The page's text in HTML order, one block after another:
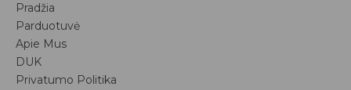
Pradžia
Parduotuvė
Apie Mus
DUK
Privatumo Politika